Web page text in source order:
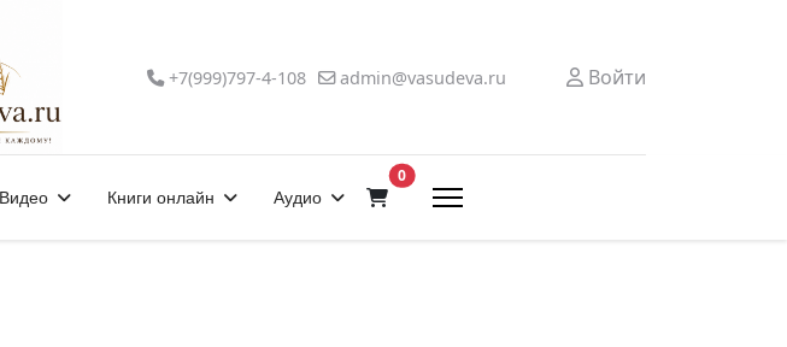
+7(999)797-4-108 admin@vasudeva.ru Войти
Видео Книги онлайн Аудио
0В корзину